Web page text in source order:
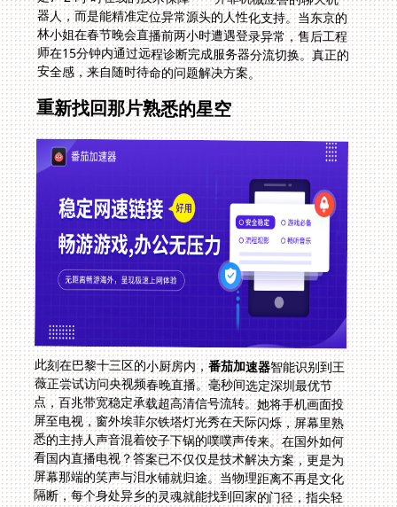
安全感，来自随时待命的问题解决方案。
重新找回那片熟悉的星空
此刻在巴黎十三区的小厨房内，番茄加速器智能识别到王
薇正尝试访问央视频春晚直播。毫秒间选定深圳最优节
点，百兆带宽稳定承载超高清信号流转。她将手机画面投
屏至电视，窗外埃菲尔铁塔灯光秀在天际闪烁，屏幕里熟
悉的主持人声音混着饺子下锅的噗噗声传来。在国外如何
看国内直播电视？答案已不仅仅是技术解决方案，更是为
屏幕那端的笑声与泪水铺就归途。当物理距离不再是文化
隔断，每个身处异乡的灵魂就能找到回家的门径，指尖轻